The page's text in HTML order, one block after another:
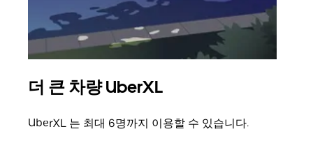
더 큰 차량 UberXL
UberXL 는 최대 6명까지 이용할 수 있습니다.